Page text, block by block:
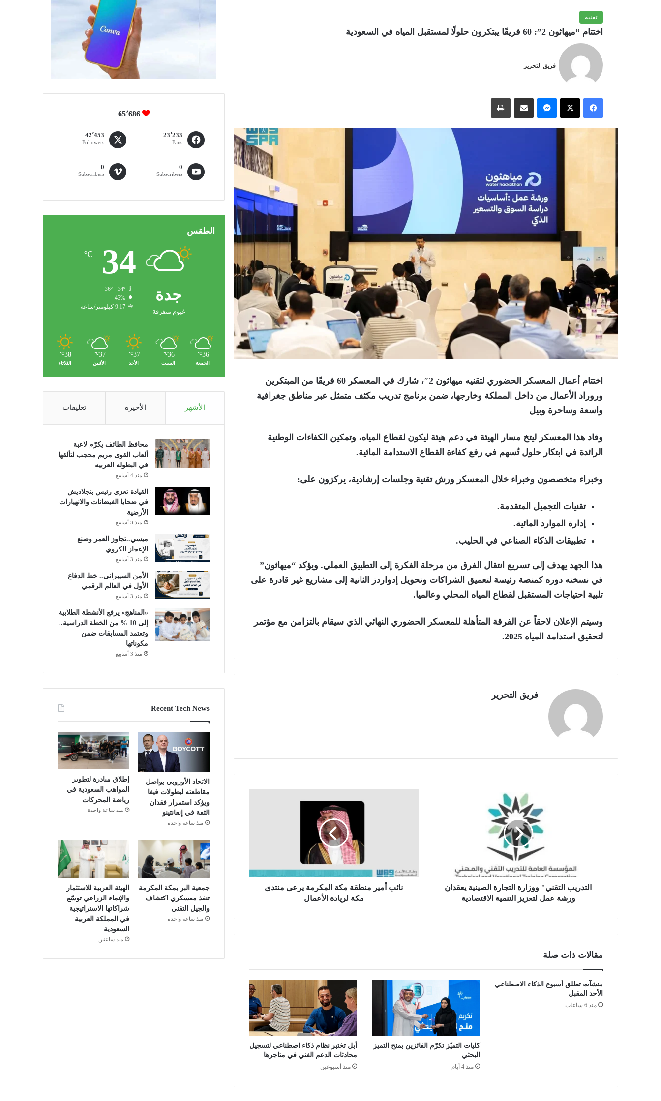
تقنية
اختتام “ميهاثون 2”: 60 فريقًا يبتكرون حلولًا لمستقبل المياه في السعودية
فريق التحرير
فيسبوك ‫X
اختتام أعمال المعسكر الحضوري لتقنيه ميهاثون 2″، شارك في المعسكر 60 فريقًا
من المبتكرين
وروراد الأعمال من داخل المملكة وخارجها، ضمن برنامج تدريب مكثف متمثل عبر مناطق جغرافية
واسعة وساحرة وبيل
وقاد هذا المعسكر ليتخ مسار الهيئة في دعم هيئة ليكون لقطاع المياه، وتمكين الكفاءات الوطنية
الرائدة في ابتكار حلول تُسهم في رفع كفاءة القطاع الاستدامة المائية.
وخبراء متخصصون وخبراء خلال المعسكر ورش تقنية وجلسات إرشادية، يركزون على:
تقنيات التجميل المتقدمة.
إدارة الموارد المائية.
تطبيقات الذكاء الصناعي في الحليب.
هذا الجهد يهدف إلى تسريع انتقال الفرق من مرحلة الفكرة إلى التطبيق العملي. ويؤكد “ميهاثون”
في نسخته دوره كمنصة رئيسة لتعميق الشراكات وتحويل إدواردز الثانية إلى مشاريع غير قادرة على
تلبية احتياجات المستقبل لقطاع المياه المحلي وعالميا.
وسيتم الإعلان لاحقاً عن الفرقة المتأهلة للمعسكر الحضوري النهائي الذي سيقام بالتزامن مع مؤتمر
لتحقيق استدامة المياه 2025
.
فريق التحرير
ي
ز
ا
ة
ا
التدريب التقني" ووزارة التجارة الصينية يعقدان
ورشة عمل لتعزيز التنمية الاقتصادية
م
ة
ل
م
ك
ر
م
ة
ي
ر
نائب أمير منطقة مكة المكرمة يرعى منتدى
مكة لريادة الأعمال
مقالات ذات صلة
منشآت تطلق أسبوع الذكاء الاصطناعي
الأحد المقبل
منذ 6 ساعات
كليات التميّز تكرّم الفائزين بمنح التميز
البحثي
منذ 4 أيام
أبل تختبر نظام ذكاء اصطناعي لتسجيل
محادثات الدعم الفني في متاجرها
منذ أسبوعين
65٬686
23٬233
Fans
42٬453
Followers
0
Subscribers
0
Subscribers
الطقس
جدة
غيوم متفرقة
34
℃
36º - 34º
43%
9.17 كيلومتر/ساعة
36
℃
الجمعة
36
℃
السبت
37
℃
الأحد
37
℃
الأثنين
38
℃
الثلاثاء
الأشهر الأخيرة تعليقات
محافظ الطائف يكرّم لاعبة
ألعاب القوى مريم محجب لتألقها
في البطولة العربية
منذ 4 أسابيع
القيادة تعزي رئيس بنجلاديش
في ضحايا الفيضانات والانهيارات
الأرضية
منذ 3 أسابيع
ميسي..تجاوز العمر وصنع
الإعجاز الكروي
منذ 3 أسابيع
الأمن السيبراني.. خط الدفاع
الأول في العالم الرقمي
منذ 3 أسابيع
«المناهج» يرفع الأنشطة الطلابية
إلى 10 % من الخطة الدراسية..
وتعتمد المسابقات ضمن
مكوناتها
منذ 3 أسابيع
Recent Tech News
الاتحاد الأوروبي يواصل
مقاطعته لبطولات فيفا
ويؤكد استمرار فقدان
الثقة في إنفانتينو
منذ ساعة واحدة
إطلاق مبادرة لتطوير
المواهب السعودية في
رياضة المحركات
منذ ساعة واحدة
جمعية البر بمكة المكرمة
تنفذ معسكري اكتشاف
والجيل التقني
منذ ساعة واحدة
الهيئة العربية للاستثمار
والإنماء الزراعي توسّع
شراكاتها الاستراتيجية
في المملكة العربية
السعودية
منذ ساعتين